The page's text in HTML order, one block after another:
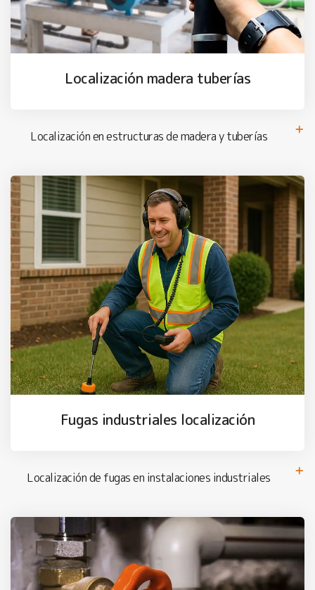
Localización madera tuberías
Localización en estructuras de madera y tuberías
Fugas industriales localización
Localización de fugas en instalaciones industriales